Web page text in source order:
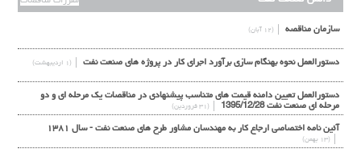
سازمان مناقصه (۱۲ آبان)
دستورالعمل نحوه بهنگام سازی برآورد اجرای کار در پروژه های صنعت نفت (۱ اردیبهشت)
دستورالعمل تعیین دامنه قیمت های متناسب پیشنهادی در مناقصات یک مرحله ای و دو
مرحله ای صنعت نفت 1395/12/28
(۳۱ فروردین)
آئین نامه اختصاصی ارجاع کار به مهندسان مشاور طرح های صنعت نفت - سال ۱۳۸۱
(۱۳ بهمن)